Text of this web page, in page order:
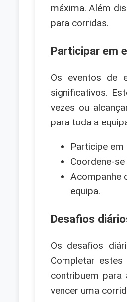
máxima. Além
para corridas.
Participar em
Os eventos de
significativos.
vezes ou
para toda a
Participe
Coordene-
Acompanhe
equipa.
Desafios
Os desafios
Completar
contribuem para
vencer uma